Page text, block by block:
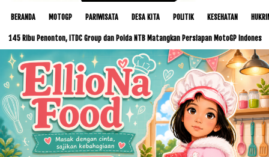
BERANDA MOTOGP PARIWISATA DESA KITA POLITIK KESEHATAN
Penonton, ITDC Group dan Polda NTB Matangkan Persiapan MotoGP Indonesia 2026